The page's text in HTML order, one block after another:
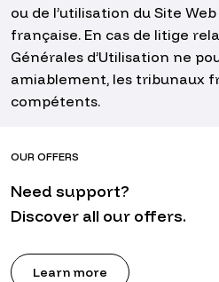
ou de l’utilisation du Site
française. En cas de litige
Générales d’Utilisation ne
amiablement, les tribunaux
compétents.
OUR OFFERS
Need support?
Discover all our offers.
Learn more